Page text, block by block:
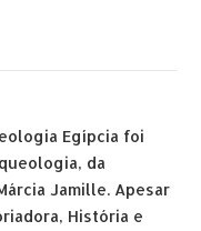
Egípcia foi
da
Jamille. Apesar
História e